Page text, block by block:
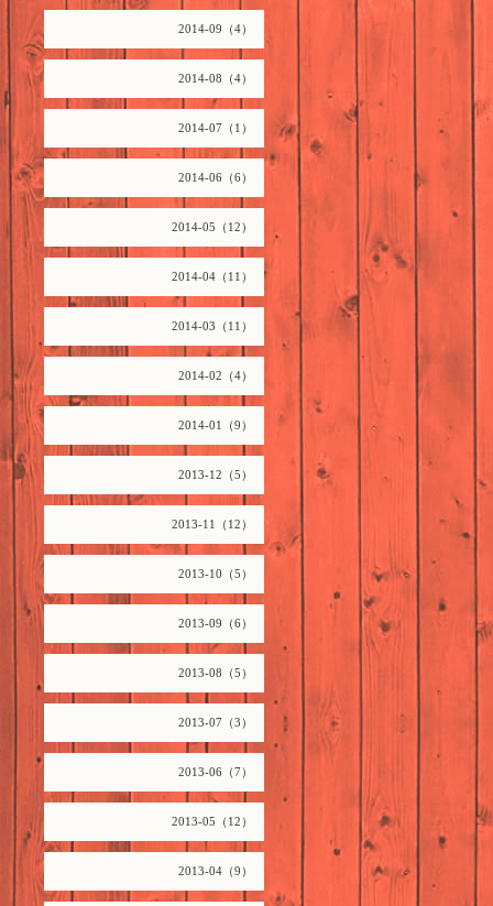
2014-09（4）
2014-08（4）
2014-07（1）
2014-06（6）
2014-05（12）
2014-04（11）
2014-03（11）
2014-02（4）
2014-01（9）
2013-12（5）
2013-11（12）
2013-10（5）
2013-09（6）
2013-08（5）
2013-07（3）
2013-06（7）
2013-05（12）
2013-04（9）